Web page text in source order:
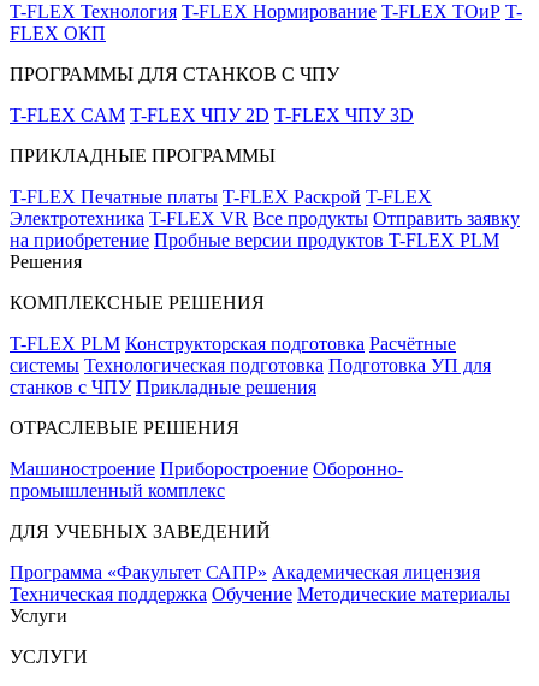
T-FLEX Технология T-FLEX Нормирование T-FLEX ТОиР T-
FLEX ОКП
ПРОГРАММЫ ДЛЯ СТАНКОВ С ЧПУ
T-FLEX CAM T-FLEX ЧПУ 2D T-FLEX ЧПУ 3D
ПРИКЛАДНЫЕ ПРОГРАММЫ
T-FLEX Печатные платы T-FLEX Раскрой T-FLEX
Электротехника T-FLEX VR Все продукты Отправить заявку
на приобретение Пробные версии продуктов T-FLEX PLM
Решения
КОМПЛЕКСНЫЕ РЕШЕНИЯ
T-FLEX PLM Конструкторская подготовка Расчётные
системы Технологическая подготовка Подготовка УП для
станков с ЧПУ Прикладные решения
ОТРАСЛЕВЫЕ РЕШЕНИЯ
Машиностроение Приборостроение Оборонно-
промышленный комплекс
ДЛЯ УЧЕБНЫХ ЗАВЕДЕНИЙ
Программа «Факультет САПР» Академическая лицензия
Техническая поддержка Обучение Методические материалы
Услуги
УСЛУГИ